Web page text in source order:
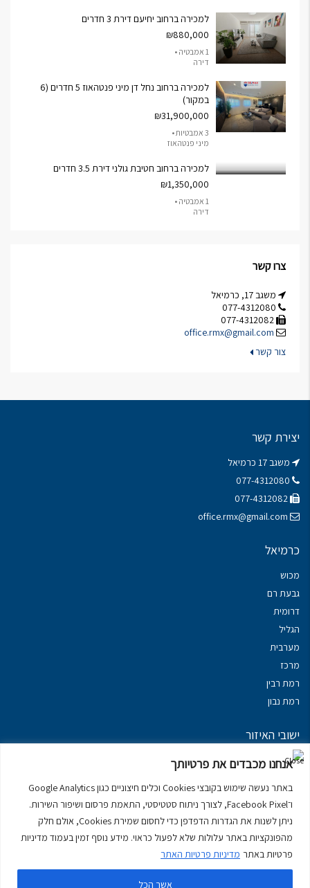
אנחנו מכבדים את פרטיותך
באתר נעשה שימוש בקובצי Cookies וכלים חיצוניים כגון Google Analytics
ו־Facebook Pixel, לצורך ניתוח סטטיסטי, התאמת פרסום ושיפור השירות.
ניתן לשנות את הגדרות הדפדפן כדי לחסום שמירת Cookies, אולם חלק
מהפונקציות באתר עלולות שלא לפעול כראוי. מידע נוסף זמין בעמוד מדיניות
פרטיות באתר מדיניות פרטיות האתר
אשר הכל
למכירה ברחוב יחיעם דירת 3 חדרים
₪880,000
1 אמבטיה •
דירה
למכירה ברחוב נחל דן מיני פנטהאוז 5 חדרים (6
במקור)
₪31,900,000
3 אמבטיות •
מיני פנטהאוז
למכירה ברחוב חטיבת גולני דירת 3.5 חדרים
₪1,350,000
1 אמבטיה •
דירה
צרו קשר
משגב 17, כרמיאל
office.rmx@gmail.com
צור קשר
יצירת קשר
משגב 17 כרמיאל
office.rmx@gmail.com
כרמיאל
מכוש
גבעת רם
דרומית
הגליל
מערבית
מרכז
רמת רבין
רמת נבון
ישובי האיזור
נכסים במשגב
מרום הגליל
יצירת קשר